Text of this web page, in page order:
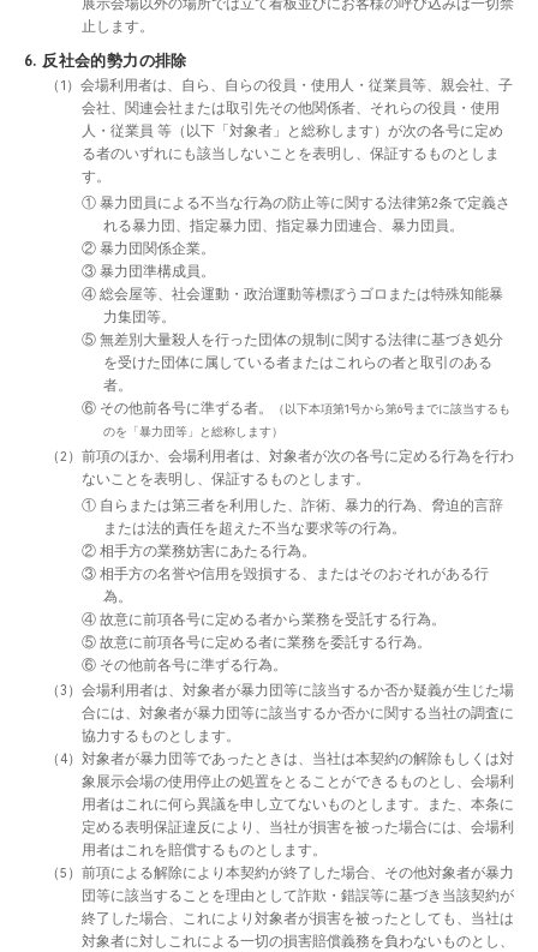
止します。
6. 反社会的勢力の排除
（1）会場利用者は、自ら、自らの役員・使用人・従業員等、親会社、子
会社、関連会社または取引先その他関係者、それらの役員・使用
人・従業員 等（以下「対象者」と総称します）が次の各号に定め
る者のいずれにも該当しないことを表明し、保証するものとしま
す。
① 暴力団員による不当な行為の防止等に関する法律第2条で定義さ
れる暴力団、指定暴力団、指定暴力団連合、暴力団員。
② 暴力団関係企業。
③ 暴力団準構成員。
④ 総会屋等、社会運動・政治運動等標ぼうゴロまたは特殊知能暴
力集団等。
⑤ 無差別大量殺人を行った団体の規制に関する法律に基づき処分
を受けた団体に属している者またはこれらの者と取引のある
者。
⑥ その他前各号に準ずる者。
（以下本項第1号から第6号までに該当するも
のを「暴力団等」と総称します）
（2）前項のほか、会場利用者は、対象者が次の各号に定める行為を行わ
ないことを表明し、保証するものとします。
① 自らまたは第三者を利用した、詐術、暴力的行為、脅迫的言辞
または法的責任を超えた不当な要求等の行為。
② 相手方の業務妨害にあたる行為。
③ 相手方の名誉や信用を毀損する、またはそのおそれがある行
為。
④ 故意に前項各号に定める者から業務を受託する行為。
⑤ 故意に前項各号に定める者に業務を委託する行為。
⑥ その他前各号に準ずる行為。
（3）会場利用者は、対象者が暴力団等に該当するか否か疑義が生じた場
合には、対象者が暴力団等に該当するか否かに関する当社の調査に
協力するものとします。
（4）対象者が暴力団等であったときは、当社は本契約の解除もしくは対
象展示会場の使用停止の処置をとることができるものとし、会場利
用者はこれに何ら異議を申し立てないものとします。また、本条に
定める表明保証違反により、当社が損害を被った場合には、会場利
用者はこれを賠償するものとします。
（5）前項による解除により本契約が終了した場合、その他対象者が暴力
団等に該当することを理由として詐欺・錯誤等に基づき当該契約が
終了した場合、これにより対象者が損害を被ったとしても、当社は
対象者に対しこれによる一切の損害賠償義務を負わないものとし、